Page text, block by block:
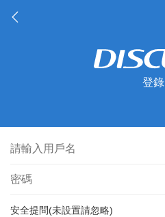
登錄
安全提問(未設置請忽略)